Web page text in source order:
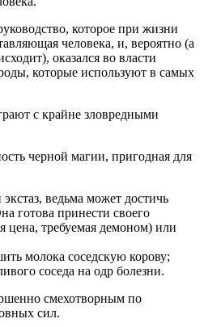
которое при жизни
человека, и, вероятно (а
оказался во власти
которые используют в самых
с крайне зловредными
черной магии, пригодная для
ведьма может достичь
готова принести своего
цена, требуемая демоном) или
молока соседскую корову;
соседа на одр болезни.
смехотворным по
сил.